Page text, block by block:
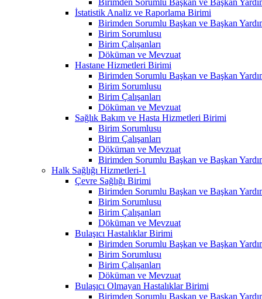
İstatistik Analiz ve Raporlama Birimi
Birimden Sorumlu Başkan ve Başkan
Birim Sorumlusu
Birim Çalışanları
Döküman ve Mevzuat
Hastane Hizmetleri Birimi
Birimden Sorumlu Başkan ve Başkan
Birim Sorumlusu
Birim Çalışanları
Döküman ve Mevzuat
Sağlık Bakım ve Hasta Hizmetleri Birimi
Birim Sorumlusu
Birim Çalışanları
Döküman ve Mevzuat
Birimden Sorumlu Başkan ve Başkan
Halk Sağlığı Hizmetleri-1
Çevre Sağlığı Birimi
Birimden Sorumlu Başkan ve Başkan
Birim Sorumlusu
Birim Çalışanları
Döküman ve Mevzuat
Bulaşıcı Hastalıklar Birimi
Birimden Sorumlu Başkan ve Başkan
Birim Sorumlusu
Birim Çalışanları
Döküman ve Mevzuat
Bulaşıcı Olmayan Hastalıklar Birimi
Birimden Sorumlu Başkan ve Başkan